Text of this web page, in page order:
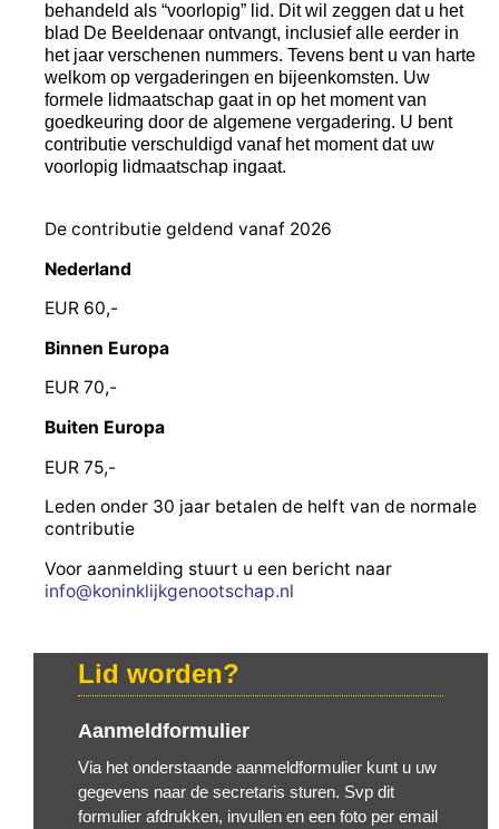
behandeld als “voorlopig” lid. Dit wil zeggen dat u het
blad De Beeldenaar ontvangt, inclusief alle eerder in
het jaar verschenen nummers. Tevens bent u van harte
welkom op vergaderingen en bijeenkomsten. Uw
formele lidmaatschap gaat in op het moment van
goedkeuring door de algemene vergadering. U bent
contributie verschuldigd vanaf het moment dat uw
voorlopig lidmaatschap ingaat.
De contributie geldend vanaf 2026
Nederland
EUR 60,-
Binnen Europa
EUR 70,-
Buiten Europa
EUR 75,-
Leden onder 30 jaar betalen de helft van de normale
contributie
Voor aanmelding stuurt u een bericht naar
info@koninklijkgenootschap.nl
Lid worden?
Aanmeldformulier
Via het onderstaande aanmeldformulier kunt u uw
gegevens naar de secretaris sturen. Svp dit
formulier afdrukken, invullen en een foto per email